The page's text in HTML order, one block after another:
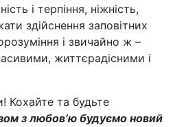
і терпіння, ніжність,
здійснення заповітних
і звичайно ж –
життєрадісними і
Кохайте та будьте
з любов’ю будуємо новий